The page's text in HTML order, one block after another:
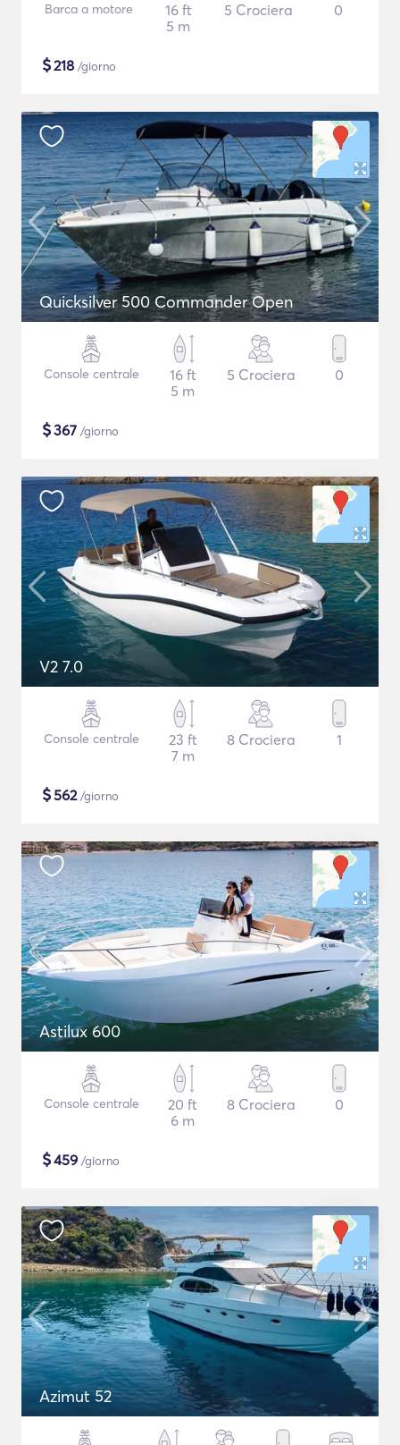
Barca a motore
16 ft
5 m
5 Crociera 0
$218 /giorno
Quicksilver 500 Commander Open
Console centrale
16 ft
5 m
5 Crociera 0
$367 /giorno
V2 7.0
Console centrale
23 ft
7 m
8 Crociera 1
$562/giorno
Astilux 600
Console centrale
20 ft
6 m
8 Crociera 0
$459 /giorno
Azimut 52